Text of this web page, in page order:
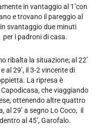
in vantaggio al 1’con
e trovano il pareggio al
svantaggio due minuti
per i padroni di casa.
ribalta la situazione; al 22’
al 29’, il 3-2 vincente di
La ripresa è
che viaggiando
ottenendo altre quattro
al 29’ a segno Lo Coco, il
al 45’, Garofalo.